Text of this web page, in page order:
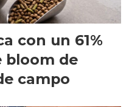
con un 61%
bloom de
campo